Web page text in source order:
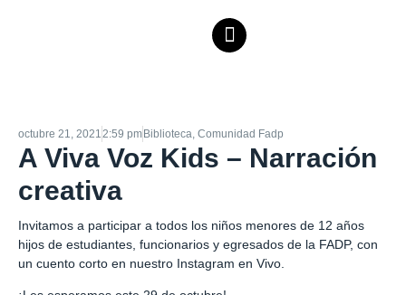
octubre 21, 20212:59 pm Biblioteca, Comunidad Fadp
A Viva Voz Kids – Narración
creativa
Invitamos a participar a todos los niños menores de 12 años
hijos de estudiantes, funcionarios y egresados de la FADP, con
un cuento corto en nuestro Instagram en Vivo.